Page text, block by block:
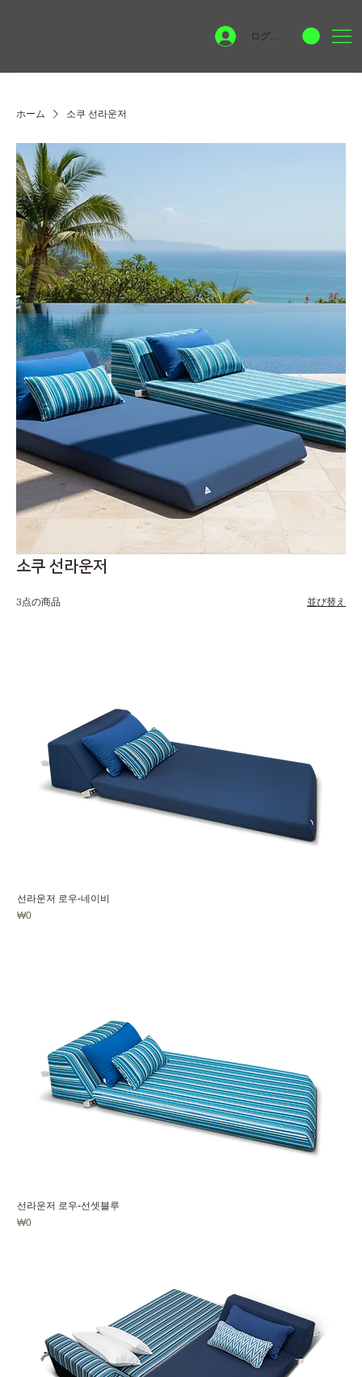
ログイン
ホーム 소쿠 선라운저
소쿠 선라운저
3点の商品 並び替え
선라운저 로우-네이비
価格
₩0
선라운저 로우-선셋블루
価格
₩0